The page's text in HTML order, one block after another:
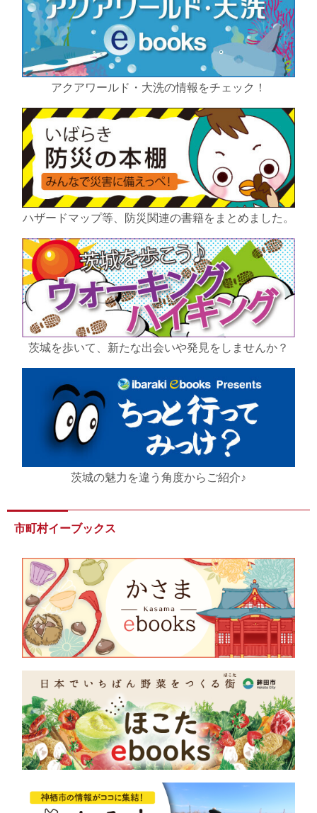
アクアワールド・大洗の情報をチェック！
ハザードマップ等、防災関連の書籍をまとめました。
茨城を歩いて、新たな出会いや発見をしませんか？
茨城の魅力を違う角度からご紹介♪
市町村イーブックス